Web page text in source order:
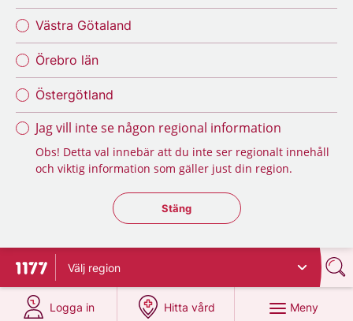
Västra Götaland
Örebro län
Östergötland
Jag vill inte se någon regional information
Obs! Detta val innebär att du inte ser regionalt innehåll
och viktig information som gäller just din region.
Stäng regionsväljaren
Stäng
Till startsidan för 1177
Välj region
Logga in
på 1177.se
Hitta vård
på 1177.se
Meny